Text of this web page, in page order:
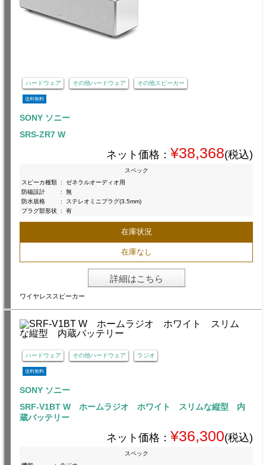
ハードウェア その他ハードウェア その他スピーカー
送料無料
SONY ソニー
SRS-ZR7 W
ネット価格： ¥38,368(税込)
スペック
スピーカ種類 :
ゼネラルオーディオ用
防磁設計
:
無
防水規格
:
ステレオミニプラグ(3.5mm)
プラグ部形状 : 有
在庫状況
在庫なし
詳細はこちら
ワイヤレススピーカー
ハードウェア その他ハードウェア ラジオ
送料無料
SONY ソニー
SRF-V1BT W ホームラジオ ホワイト スリムな縦型 内
蔵バッテリー
ネット価格： ¥36,300(税込)
スペック